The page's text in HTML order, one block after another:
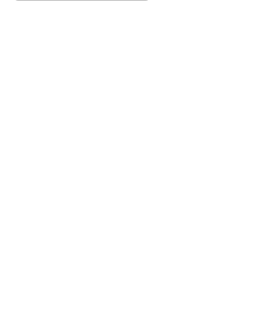
hranatý-76 článků